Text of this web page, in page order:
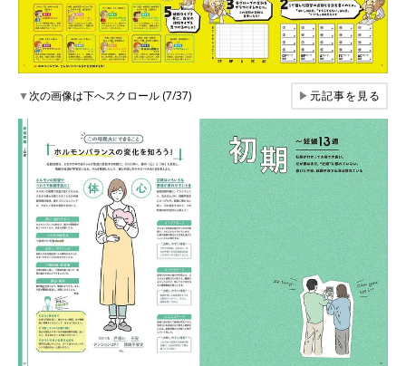
▼次の画像は下へスクロール (7/37) ▶元記事を見る